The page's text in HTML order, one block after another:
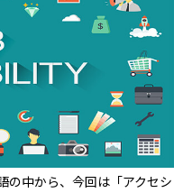
の中から、今回は「アクセシ